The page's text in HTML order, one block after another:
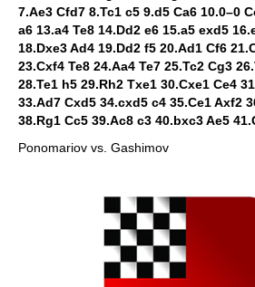
7.Ae3 Cfd7 8.Tc1 c5 9.d5 Ca6 10.0–0
a6 13.a4 Te8 14.Dd2 e6 15.a5 exd5
18.Dxe3 Ad4 19.Dd2 f5 20.Ad1 Cf6
23.Cxf4 Te8 24.Aa4 Te7 25.Tc2 Cg3
28.Te1 h5 29.Rh2 Txe1 30.Cxe1 Ce4
33.Ad7 Cxd5 34.cxd5 c4 35.Ce1 Axf2
38.Rg1 Cc5 39.Ac8 c3 40.bxc3 Ae5
Ponomariov vs. Gashimov